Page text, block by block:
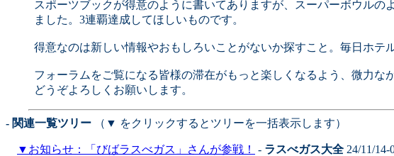
スポーツブックが得意のように書いてありますが、スーパーボウル
ました。3連覇達成してほしいものです。
得意なのは新しい情報やおもしろいことがないか探すこと。毎日ホテ
フォーラムをご覧になる皆様の滞在がもっと楽しくなるよう、微力な
どうぞよろしくお願いします。
- 関連一覧ツリー （▼ をクリックするとツリーを一括表示します）
▼ お知らせ：「びばラスべガス」さんが参戦！ - ラスべガス大全 24/11/14-